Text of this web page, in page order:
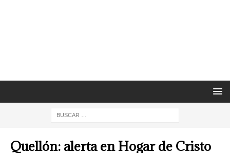
Quellón: alerta en Hogar de Cristo